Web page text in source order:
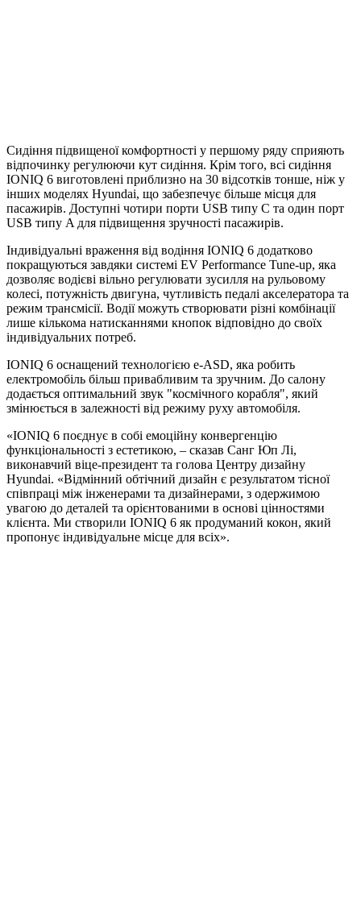
Сидіння підвищеної комфортності у першому ряду сприяють
відпочинку регулюючи кут сидіння. Крім того, всі сидіння
IONIQ 6 виготовлені приблизно на 30 відсотків тонше, ніж у
інших моделях Hyundai, що забезпечує більше місця для
пасажирів. Доступні чотири порти USB типу C та один порт
USB типу A для підвищення зручності пасажирів.
Індивідуальні враження від водіння IONIQ 6 додатково
покращуються завдяки системі EV Performance Tune-up, яка
дозволяє водієві вільно регулювати зусилля на рульовому
колесі, потужність двигуна, чутливість педалі акселератора та
режим трансмісії. Водії можуть створювати різні комбінації
лише кількома натисканнями кнопок відповідно до своїх
індивідуальних потреб.
IONIQ 6 оснащений технологією e-ASD, яка робить
електромобіль більш привабливим та зручним. До салону
додається оптимальний звук "космічного корабля", який
змінюється в залежності від режиму руху автомобіля.
«IONIQ 6 поєднує в собі емоційну конвергенцію
функціональності з естетикою, – сказав Санг Юп Лі,
виконавчий віце-президент та голова Центру дизайну
Hyundai. «Відмінний обтічний дизайн є результатом тісної
співпраці між інженерами та дизайнерами, з одержимою
увагою до деталей та орієнтованими в основі цінностями
клієнта. Ми створили IONIQ 6 як продуманий кокон, який
пропонує індивідуальне місце для всіх».